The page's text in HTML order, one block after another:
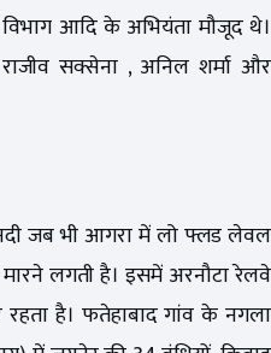
आदि के अभियंता मौजूद थे।
सक्सेना , अनिल शर्मा और
जब भी आगरा में लो फ्लड लेवल
लगती है। इसमें अरनौटा रेलवे
रहता है। फतेहाबाद गांव के नगला